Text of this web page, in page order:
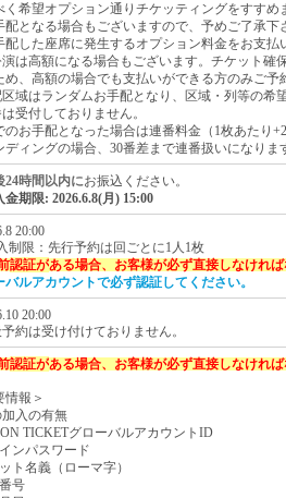
く希望オプション通りチケッティングをすす
配となる場合もございますので、予めご了承下
した座席に発生するオプション料金をお支払
は高額になる場合もございます。チケット確
め、高額の場合でも支払いができる方のみご予
域はランダムお手配となり、区域・列等の希
受付しておりません。
のお手配となった場合は連番料金（1枚あたり
ディングの場合、30番差まで連番扱いになりま
24時間以内にお振込ください。
金期限: 2026.6.8(月) 15:00
20:00
制限：先行予約は回ごとに1人1枚
認証がある場合、 お客様が必ず直接しなけれ
バルアカウントで必ず認証してください。
20:00
約は受け付けておりません。
認証がある場合、 お客様が必ず直接しなけれ
情報＞
入の有無
TICKETグローバルアカウントID
ンパスワード
ト名義（ローマ字）
号